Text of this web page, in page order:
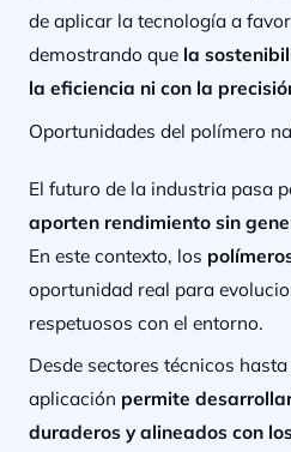
de aplicar la tecnología a
demostrando quela
la eficiencia ni con la
Oportunidades del polímero
El futuro de la industria pasa
aporten rendimiento sin
En este contexto, los
oportunidad real para
respetuosos con el entorno.
Desde sectores técnicos
aplicación permite
duraderos y alineados con